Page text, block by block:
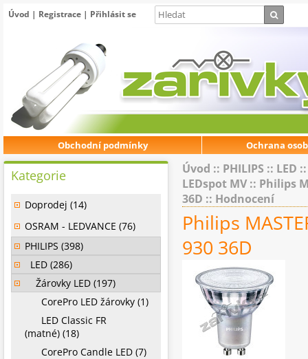
Úvod | Registrace | Přihlásit se
Obchodní podmínky Ochrana
Úvod :: PHILIPS :: LED
LEDspot MV :: Philips
36D :: Hodnocení
Philips
930 36D
Kategorie
Doprodej (14)
OSRAM - LEDVANCE (76)
PHILIPS (398)
LED (286)
Žárovky LED (197)
CorePro LED žárovky (1)
LED Classic FR
(matné) (18)
CorePro Candle LED (7)